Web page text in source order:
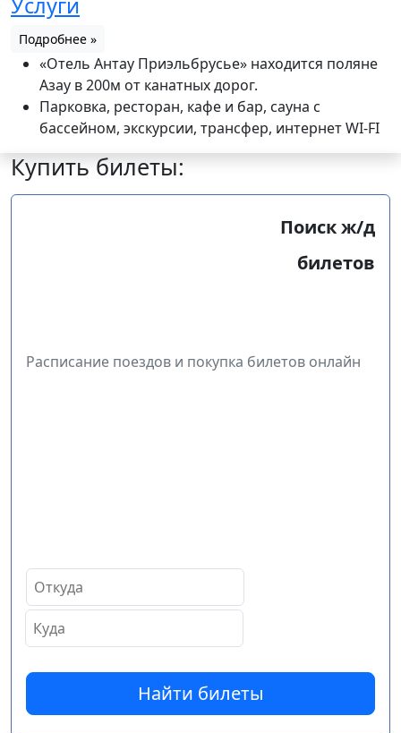
Подробнее »
«Отель Антау Приэльбрусье» находится поляне
Азау в 200м от канатных дорог.
Парковка, ресторан, кафе и бар, сауна с
бассейном, экскурсии, трансфер, интернет WI-FI
Купить билеты:
Поиск ж/д
билетов
Расписание поездов и покупка билетов онлайн
Найти билеты